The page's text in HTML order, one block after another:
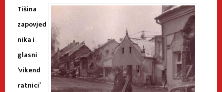
Tišina
zapovjed
nika i
glasni
‘vikend
ratnici’